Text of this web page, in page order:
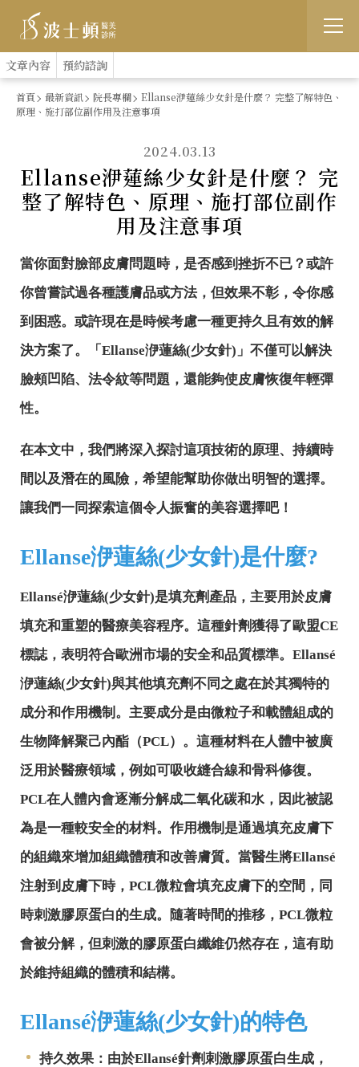
跳
:::
文章內容 預約諮詢
首頁 最新資訊 院長專欄
Ellanse洢蓮絲少女針是什麼？ 完整了解特色、
原理、施打部位副作用及注意事項
2024.03.13
Ellanse洢蓮絲少女針是什麼？ 完
整了解特色、原理、施打部位副作
用及注意事項
當你面對臉部皮膚問題時，是否感到挫折不已？或許
你曾嘗試過各種護膚品或方法，但效果不彰，令你感
到困惑。或許現在是時候考慮一種更持久且有效的解
決方案了。「Ellanse洢蓮絲(少女針)」不僅可以解決
臉頰凹陷、法令紋等問題，還能夠使皮膚恢復年輕彈
性。
在本文中，我們將深入探討這項技術的原理、持續時
間以及潛在的風險，希望能幫助你做出明智的選擇。
讓我們一同探索這個令人振奮的美容選擇吧！
Ellanse洢蓮絲(少女針)是什麼?
Ellansé洢蓮絲(少女針)是填充劑產品，主要用於皮膚
填充和重塑的醫療美容程序。這種針劑獲得了歐盟CE
標誌，表明符合歐洲市場的安全和品質標準。Ellansé
洢蓮絲(少女針)與其他填充劑不同之處在於其獨特的
成分和作用機制。主要成分是由微粒子和載體組成的
生物降解聚己內酯（PCL）。這種材料在人體中被廣
泛用於醫療領域，例如可吸收縫合線和骨科修復。
PCL在人體內會逐漸分解成二氧化碳和水，因此被認
為是一種較安全的材料。作用機制是通過填充皮膚下
的組織來增加組織體積和改善膚質。當醫生將Ellansé
注射到皮膚下時，PCL微粒會填充皮膚下的空間，同
時刺激膠原蛋白的生成。隨著時間的推移，PCL微粒
會被分解，但刺激的膠原蛋白纖維仍然存在，這有助
於維持組織的體積和結構。
Ellansé洢蓮絲(少女針)的特色
持久效果：由於Ellansé針劑刺激膠原蛋白生成，